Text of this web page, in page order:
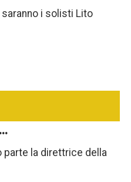
i solisti Lito
parte la direttrice della